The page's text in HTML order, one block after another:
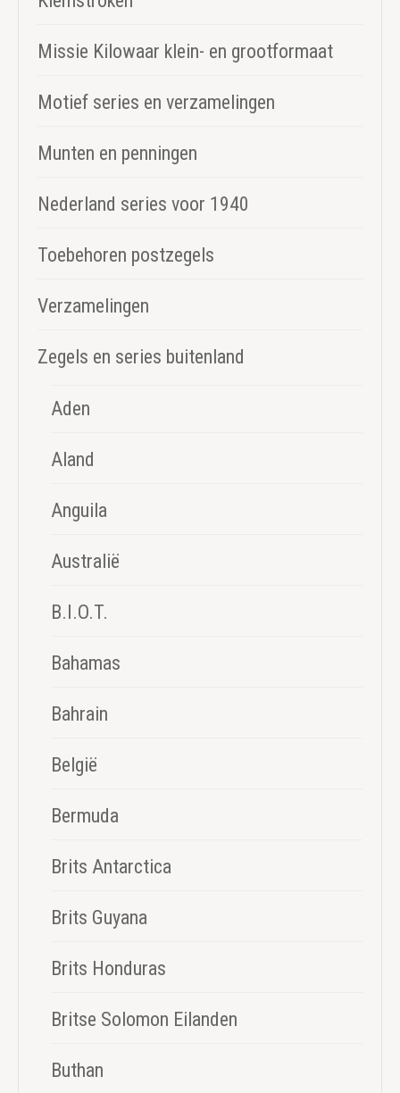
Missie Kilowaar klein- en grootformaat
Motief series en verzamelingen
Munten en penningen
Nederland series voor 1940
Toebehoren postzegels
Verzamelingen
Zegels en series buitenland
Aden
Aland
Anguila
Australië
B.I.O.T.
Bahamas
Bahrain
België
Bermuda
Brits Antarctica
Brits Guyana
Brits Honduras
Britse Solomon Eilanden
Buthan